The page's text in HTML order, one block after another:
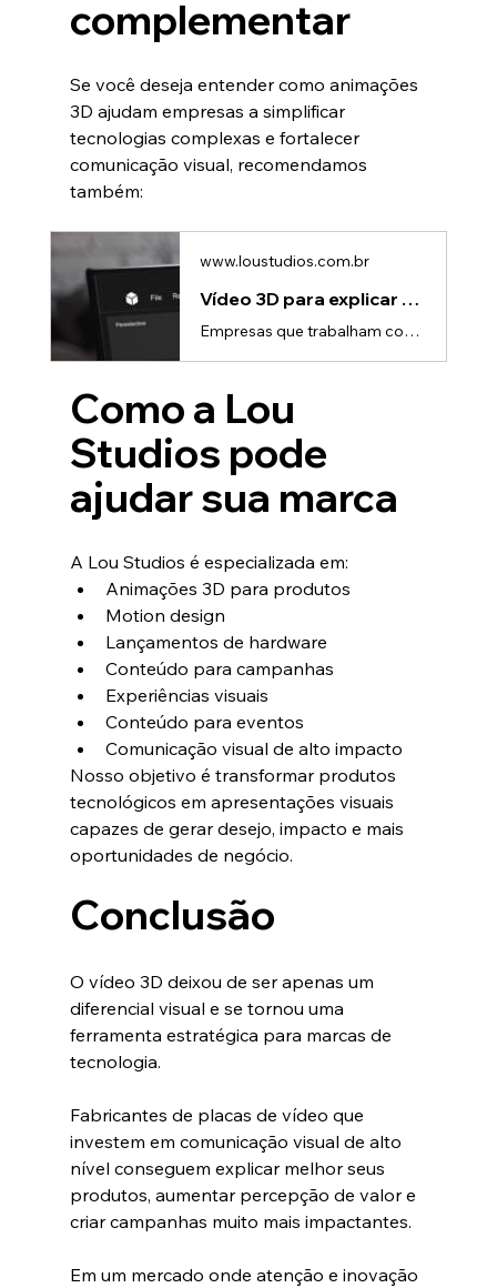
complementar
Se você deseja entender como animações
3D ajudam empresas a simplificar
tecnologias complexas e fortalecer
comunicação visual, recomendamos
também:
www.loustudios.com.br
Vídeo 3D para explicar processos complexos | Lou Studio
Empresas que trabalham com tecnologia, engenharia, indústria ou produtos técnicos enfrentam um desafio constante: como explicar processos complexos de maneira simples e fácil de entender?Muitas vezes, apenas textos, diagramas ou apresentações tradicionais não conseguem transmitir claramente como um sistema funciona na prática.É exatamente nesse cenário que os vídeos 3D se tornaram uma ferramenta estratégica de comunicação.Com animações 3D, empresas conseguem transformar informações técnicas em e
Como a Lou
Studios pode
ajudar sua marca
A Lou Studios é especializada em:
Animações 3D para produtos
Motion design
Lançamentos de hardware
Conteúdo para campanhas
Experiências visuais
Conteúdo para eventos
Comunicação visual de alto impacto
Nosso objetivo é transformar produtos
tecnológicos em apresentações visuais
capazes de gerar desejo, impacto e mais
oportunidades de negócio.
Conclusão
O vídeo 3D deixou de ser apenas um
diferencial visual e se tornou uma
ferramenta estratégica para marcas de
tecnologia.
Fabricantes de placas de vídeo que
investem em comunicação visual de alto
nível conseguem explicar melhor seus
produtos, aumentar percepção de valor e
criar campanhas muito mais impactantes.
Em um mercado onde atenção e inovação